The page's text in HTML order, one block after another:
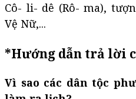
Cô- li- dê (Rô- ma),
Vệ Nữ,...
*Hướng dẫn trả lời
Vì sao các dân tộc